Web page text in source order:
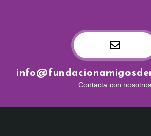
Contacta con nosotros